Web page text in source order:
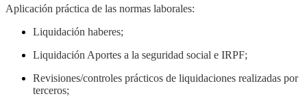
Aplicación práctica de las normas laborales:
Liquidación haberes;
Liquidación Aportes a la seguridad social e IRPF;
Revisiones/controles prácticos de liquidaciones realizadas por
terceros;